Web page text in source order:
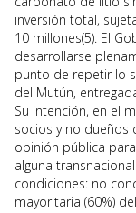
inversión total,
10 millones(5). El
desarrollarse
punto de repetir lo
del Mutún,
Su intención, en el
socios y no dueños
opinión pública
alguna
condiciones: no
mayoritaria (60%)